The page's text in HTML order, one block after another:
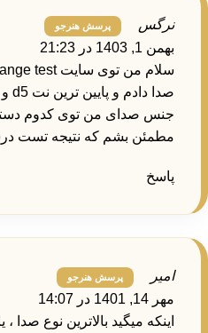
نرگس
بهمن 1, 1403 در 21:23
جنس صدای من توی کدوم دسته
مطمئن بشم که نتیجه تست
پاسخ
امیر
مهر 14, 1401 در 14:07
اینکه میگید بالاترین نوع صدا